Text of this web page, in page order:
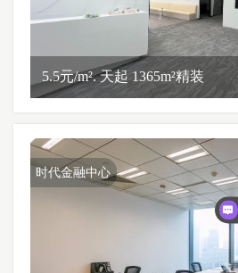
5.5元/m². 天起 1365m²精装
时代金融中心